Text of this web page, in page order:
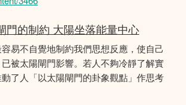
門的制約 大陽坐落能量中心
易不自覺地制約我們思想反應，使自己
已被太陽閘門影響。若人不夠冷靜了解實
了人「以太陽閘門的卦象觀點」作思考